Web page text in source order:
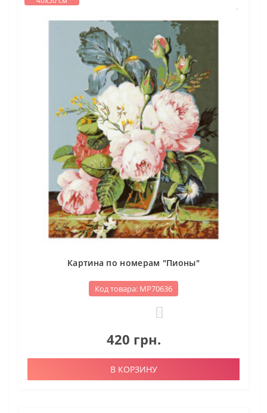
Картина по номерам "Пионы"
Код товара: МР70636
420 грн.
В КОРЗИНУ